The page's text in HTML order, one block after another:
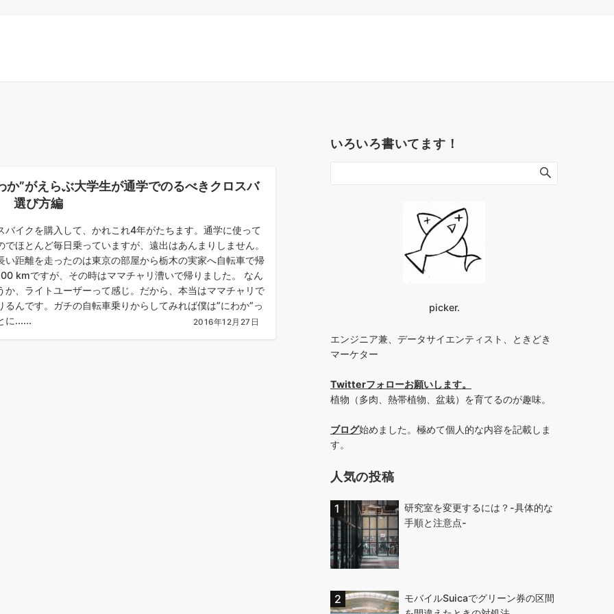
か”がえらぶ大学生が通学でのるべきクロスバ
選び方編
バイクを購入して、かれこれ4年がたちます。通学に使って
でほとんど毎日乗っていますが、遠出はあんまりしません。
い距離を走ったのは東京の部屋から栃木の実家へ自転車で帰
kmですが、その時はママチャリ漕いで帰りました。 なん
か、ライトユーザーって感じ。だから、本当はママチャリで
るんです。ガチの自転車乗りからしてみれば僕は”にわか”っ
に......
2016年12月27日
いろいろ書いてます！
picker.
エンジニア兼、データサイエンティスト、ときどき
マーケター
Twitterフォローお願いします。
植物（多肉、熱帯植物、盆栽）を育てるのが趣味。
ブログ始めました。極めて個人的な内容を記載しま
す。
人気の投稿
研究室を変更するには？-具体的な
手順と注意点-
モバイルSuicaでグリーン券の区間